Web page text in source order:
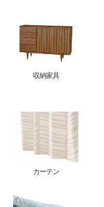
収納家具
カーテン